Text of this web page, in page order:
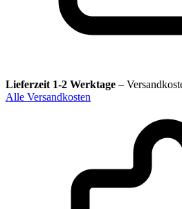
Lieferzeit 1-2 Werktage –
Alle Versandkosten